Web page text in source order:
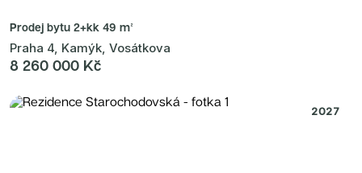
Prodej bytu 2+kk 49 m²
Praha 4, Kamýk, Vosátkova
8 260 000 Kč
2027